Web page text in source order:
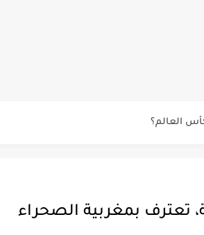
العالم؟
تعترف بمغربية الصحراء